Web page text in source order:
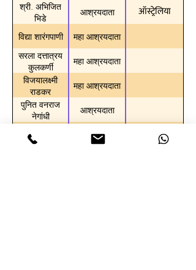
श्री. अभिजित
भिडे
आश्रयदाता ऑस्ट्रेलिया
विद्या शारंगपाणी
महा आश्रयदाता
सरला दत्तात्रय
कुलकर्णी
महा आश्रयदाता
विजयालक्ष्मी
राडकर
महा आश्रयदाता
पुनित वनराज
नेगांधी
आश्रयदाता
प्रविण कुलकर्णी आश्रयदाता अमेरिका